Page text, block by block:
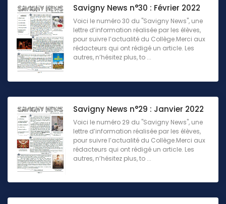
Savigny News n°30 : Février 2022
Voici le numéro 30 du "Savigny News", une
lettre d’information réalisée par les élèves,
pour suivre l’actualité du Collège.Merci aux
rédacteurs qui ont rédigé un article. Les
autres, n’hésitez plus, to ...
Savigny News n°29 : Janvier 2022
Voici le numéro 29 du "Savigny News", une
lettre d’information réalisée par les élèves,
pour suivre l’actualité du Collège.Merci aux
rédacteurs qui ont rédigé un article. Les
autres, n’hésitez plus, to ...